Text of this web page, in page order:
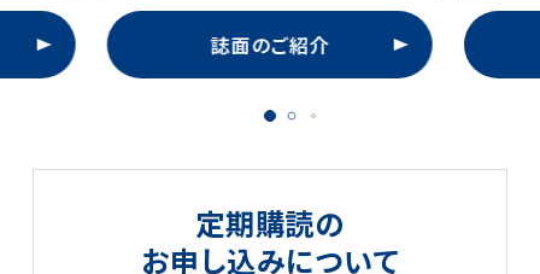
誌面のご紹介
定期購読の
お申し込みについて